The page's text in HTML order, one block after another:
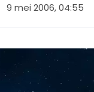
9 mei 2006, 04:55